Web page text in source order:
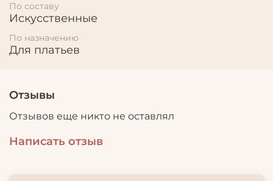
По составу
Искусственные
По назначению
Для платьев
Отзывы
Отзывов еще никто не оставлял
Написать отзыв